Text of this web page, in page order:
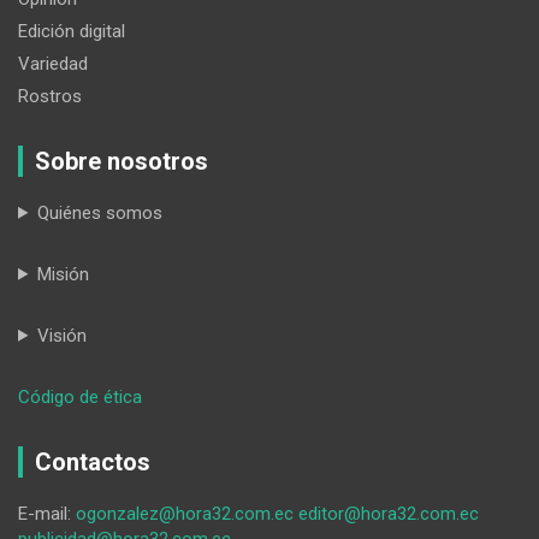
Edición digital
Variedad
Rostros
Sobre nosotros
Quiénes somos
Misión
Visión
Código de ética
invita
presentar
Contactos
E-mail: ogonzalez@hora32.com.ec editor@hora32.com.ec